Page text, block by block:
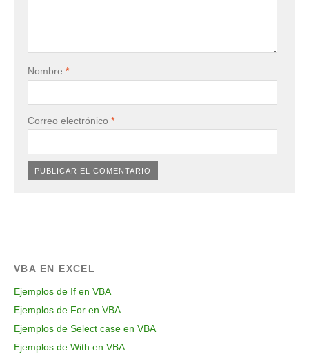
Nombre *
Correo electrónico *
VBA EN EXCEL
Ejemplos de If en VBA
Ejemplos de For en VBA
Ejemplos de Select case en VBA
Ejemplos de With en VBA